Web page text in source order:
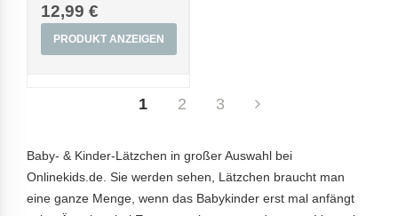
12,99 €
PRODUKT ANZEIGEN
1 2 3
Baby- & Kinder-Lätzchen in großer Auswahl bei
Onlinekids.de. Sie werden sehen, Lätzchen braucht man
eine ganze Menge, wenn das Babykinder erst mal anfängt